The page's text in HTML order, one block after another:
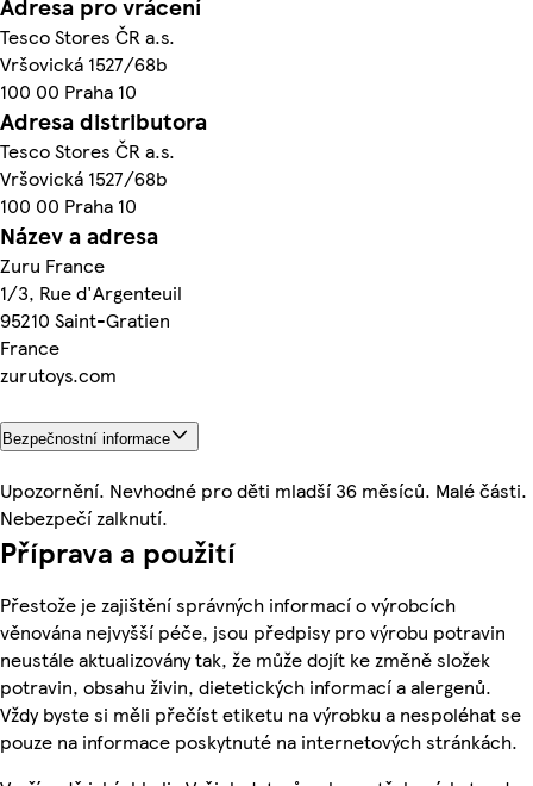
Adresa pro vrácení
Tesco Stores ČR a.s.
Vršovická 1527/68b
100 00 Praha 10
Adresa distributora
Tesco Stores ČR a.s.
Vršovická 1527/68b
100 00 Praha 10
Název a adresa
Zuru France
1/3, Rue d'Argenteuil
95210 Saint-Gratien
France
zurutoys.com
Bezpečnostní informace
Upozornění. Nevhodné pro děti mladší 36 měsíců. Malé části.
Nebezpečí zalknutí.
Příprava a použití
Přestože je zajištění správných informací o výrobcích
věnována nejvyšší péče, jsou předpisy pro výrobu potravin
neustále aktualizovány tak, že může dojít ke změně složek
potravin, obsahu živin, dietetických informací a alergenů.
Vždy byste si měli přečíst etiketu na výrobku a nespoléhat se
pouze na informace poskytnuté na internetových stránkách.